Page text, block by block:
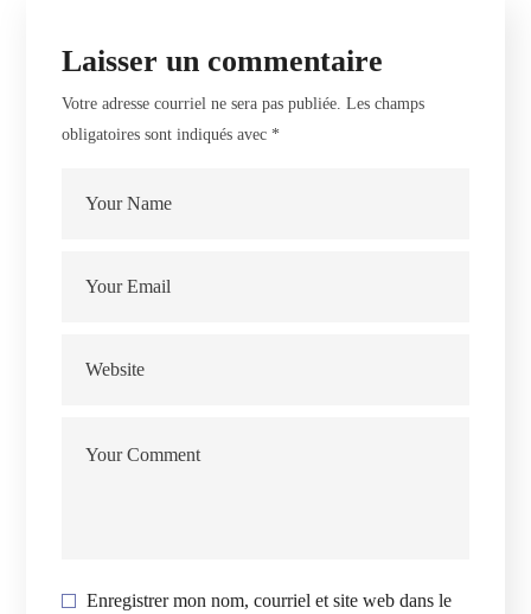
Laisser un commentaire
Votre adresse courriel ne sera pas publiée. Les champs
obligatoires sont indiqués avec *
Enregistrer mon nom, courriel et site web dans le